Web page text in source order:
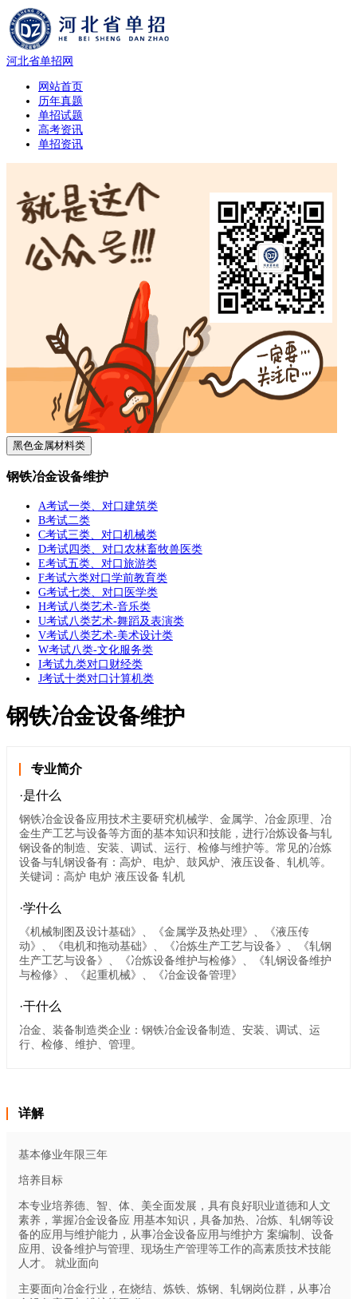
河北省单招网
网站首页
历年真题
单招试题
高考资讯
单招资讯
黑色金属材料类
钢铁冶金设备维护
A考试一类、对口建筑类
B考试二类
C考试三类、对口机械类
D考试四类、对口农林畜牧兽医类
E考试五类、对口旅游类
F考试六类对口学前教育类
G考试七类、对口医学类
H考试八类艺术-音乐类
U考试八类艺术-舞蹈及表演类
V考试八类艺术-美术设计类
W考试八类-文化服务类
I考试九类对口财经类
J考试十类对口计算机类
钢铁冶金设备维护
专业简介
·是什么
钢铁冶金设备应用技术主要研究机械学、金属学、冶金原理、冶
金生产工艺与设备等方面的基本知识和技能，进行冶炼设备与轧
钢设备的制造、安装、调试、运行、检修与维护等。常见的冶炼
设备与轧钢设备有：高炉、电炉、鼓风炉、液压设备、轧机等。
关键词：高炉 电炉 液压设备 轧机
·学什么
《机械制图及设计基础》、《金属学及热处理》、《液压传
动》、《电机和拖动基础》、《冶炼生产工艺与设备》、《轧钢
生产工艺与设备》、《冶炼设备维护与检修》、《轧钢设备维护
与检修》、《起重机械》、《冶金设备管理》
·干什么
冶金、装备制造类企业：钢铁冶金设备制造、安装、调试、运
行、检修、维护、管理。
详解
基本修业年限三年
培养目标
本专业培养德、智、体、美全面发展，具有良好职业道德和人文
素养，掌握冶金设备应 用基本知识，具备加热、冶炼、轧钢等设
备的应用与维护能力，从事冶金设备应用与维护方 案编制、设备
应用、设备维护与管理、现场生产管理等工作的高素质技术技能
人才。 就业面向
主要面向冶金行业，在烧结、炼铁、炼钢、轧钢岗位群，从事冶